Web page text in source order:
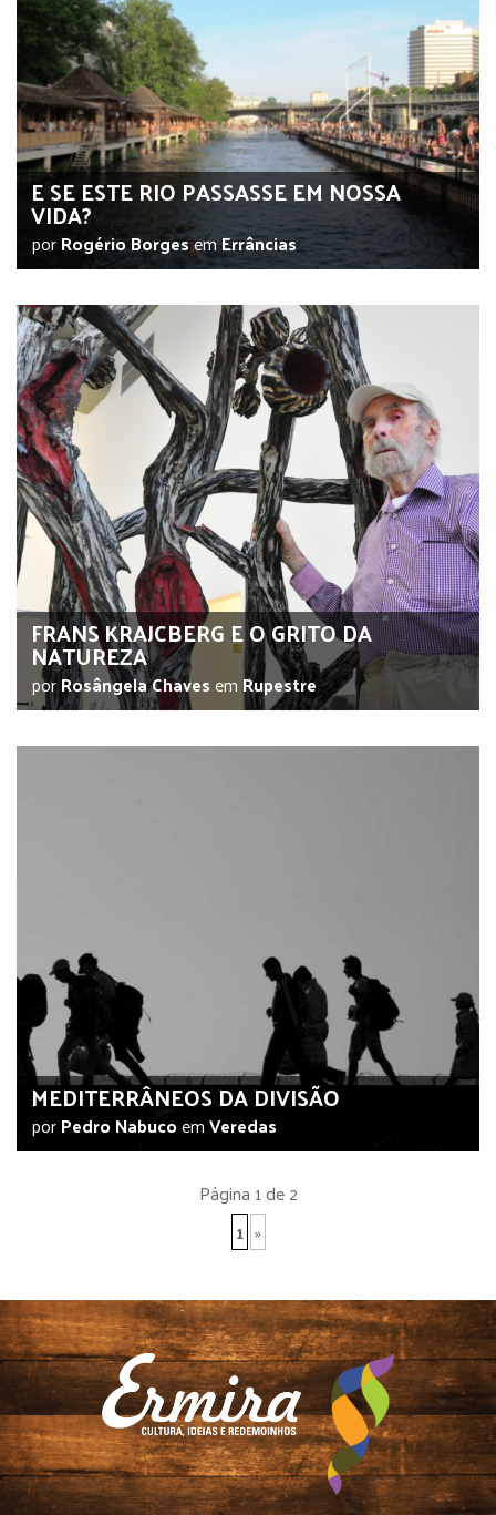
E SE ESTE RIO PASSASSE EM NOSSA
VIDA?
porRogério BorgesemErrâncias
FRANS KRAJCBERG E O GRITO DA
NATUREZA
porRosângela Chavesem Rupestre
MEDITERRÂNEOS DA DIVISÃO
porPedro NabucoemVeredas
Página 1 de 2
1 »